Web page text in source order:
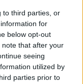
to third parties, or
for
below opt-out
that after your
seeing
utilized by
parties prior to